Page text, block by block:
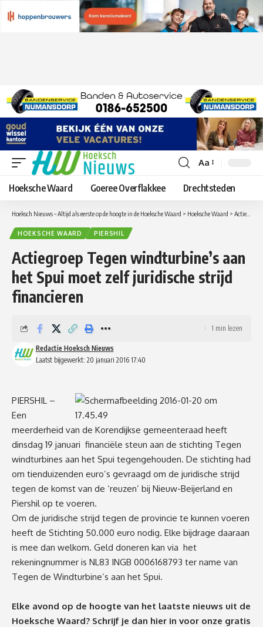
Lettergrootte
aanpassen
Aa
Hoeksche Waard Goeree Overflakkee Drechtsteden
Hoeksch Nieuws – Altijd als eerste op de hoogte in de Hoeksche Waard > Hoeksche Waard > Actiegroep Tegen windturbine’s aan het Spui moet zelf juridische strijd financieren
HOEKSCHE WAARD PIERSHIL
Actiegroep Tegen windturbine’s aan
het Spui moet zelf juridische strijd
financieren
Laatst bijgewerkt: 20 januari 2016 17:40
Redactie Hoeksch Nieuws
1 min lezen
PIERSHIL –
Een
meerderheid van de Korendijkse gemeenteraad heeft
dinsdag 19 januari financiële steun aan de stichting Tegen
windturbines aan het Spui tegengehouden. De stichting had
om tienduizenden euro’s gevraagd om de juridische strijd
tegen de komst van de ‘reuzen’ bij Nieuw-Beijerland en
Piershil op te voeren.
Om de juridische strijd tegen de provincie te kunnen voeren
heeft de Stichting 50.000 euro nodig. Elke bijdrage daaraan
is mee dan welkom. Geld doneren kan via het
rekeningnummer is NL83 INGB 0006168793 ter name van
Tegen de Windturbine’s aan het Spui.
Elke avond op de hoogte van het laatste nieuws uit de
Hoeksche Waard? Schrijf je dan hier in voor onze gratis